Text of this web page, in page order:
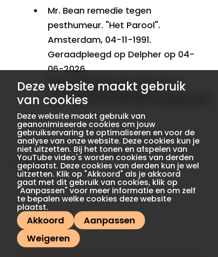
Deze website maakt gebruik
van cookies
Deze website maakt gebruik van
geanonimiseerde cookies om jouw
gebruikservaring te optimaliseren en voor de
analyse van onze website. Deze cookies kun je
niet uitzetten. Bij het tonen en afspelen van
YouTube video's worden cookies van derden
geplaatst. Deze cookies van derden kun je wel
uitzetten. Klik op "Akkoord" als je akkoord
gaat met dit gebruik van cookies, klik op
"Aanpassen" voor meer informatie en om zelf
te bepalen welke cookies deze website
plaatst.
Akkoord
Aanpassen
Weigeren
Mr. Bean remedie tegen
pesthumeur. "Het Parool".
Amsterdam, 04-11-1991.
Geraadpleegd op Delpher op 04-
06-2026,
https://resolver.kb.nl/resolve?
urn=ABCDDD:010845662:mpeg21:p011
reageer